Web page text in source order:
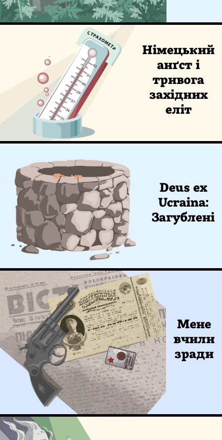
Німецький
анґст і
тривога
західних
еліт
Deus ex
Ucraina:
Загублені
Мене
вчили
зради